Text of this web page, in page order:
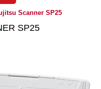
Scanner SP25
SP25